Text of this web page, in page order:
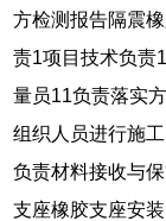
方检测报告隔震
责1项目技术负责
量员11负责落实
组织人员进行施
负责材料接收与
支座橡胶支座安